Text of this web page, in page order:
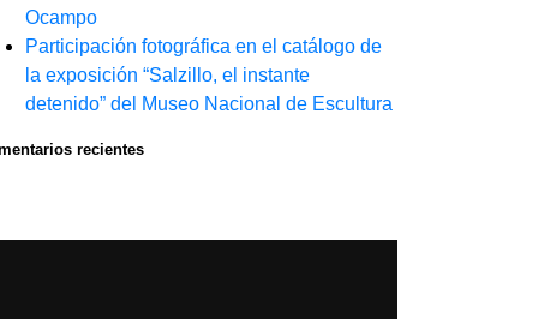
Ocampo
Participación fotográfica en el catálogo de
la exposición “Salzillo, el instante
detenido” del Museo Nacional de Escultura
recientes